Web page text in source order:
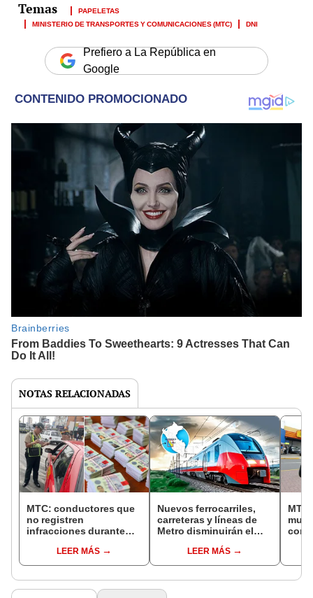
PAPELETAS
MINISTERIO DE TRANSPORTES Y COMUNICACIONES (MTC)
DNI
Prefiero a La República en
Google
NOTAS RELACIONADAS
MTC: conductores que
no registren
infracciones durante
acceder a este beneficio
en Perú en 2025
LEER MÁS
Nuevos ferrocarriles,
carreteras y líneas de
Metro disminuirán el
14 proyectos que
cambiarán tu día a día
LEER MÁS